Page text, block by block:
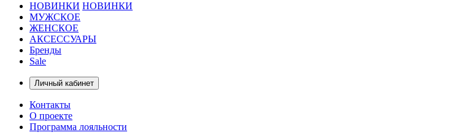
НОВИНКИ НОВИНКИ
МУЖСКОЕ
ЖЕНСКОЕ
АКСЕССУАРЫ
Бренды
Sale
Личный кабинет
Контакты
О проекте
Программа лояльности